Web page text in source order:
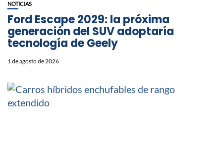
NOTICIAS
Ford Escape 2029: la próxima
generación del SUV adoptaría
tecnología de Geely
1 de agosto de 2026